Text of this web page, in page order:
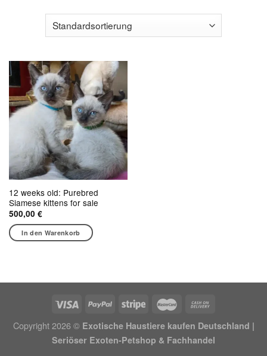
12 weeks old: Purebred
Siamese kittens for sale
500,00 €
In den Warenkorb
Copyright 2026 © Exotische Haustiere kaufen Deutschland |
Seriöser Exoten-Petshop & Fachhandel